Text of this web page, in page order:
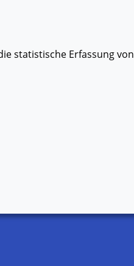
statistische Erfassung von